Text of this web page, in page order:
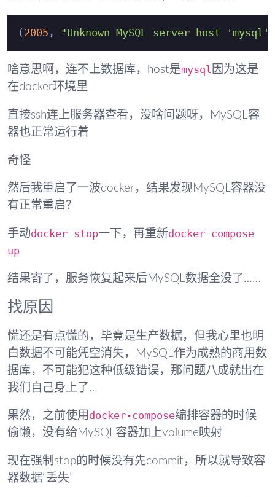
( 2005 , "Unknown MySQL server host
啥意思啊，连不上数据库，host是mysql 因为这是
在docker环境里
直接ssh连上服务器查看，没啥问题呀，MySQL容
器也正常运行着
奇怪
然后我重启了一波docker，结果发现MySQL容器没
有正常重启？
手动docker stop一下，再重新docker compose
up
结果寄了，服务恢复起来后MySQL数据全没了……
找原因
慌还是有点慌的，毕竟是生产数据，但我心里也明
白数据不可能凭空消失，MySQL作为成熟的商用数
据库，不可能犯这种低级错误，那问题八成就出在
我们自己身上了…
果然，之前使用 docker-compose编排容器的时候
偷懒，没有给MySQL容器加上volume映射
现在强制stop的时候没有先commit，所以就导致容
器数据“丢失”